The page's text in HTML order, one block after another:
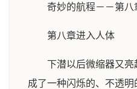
奇妙的航程－－第八
第八章进入人体
下潜以后微缩器又
成了一种闪烁的、不透